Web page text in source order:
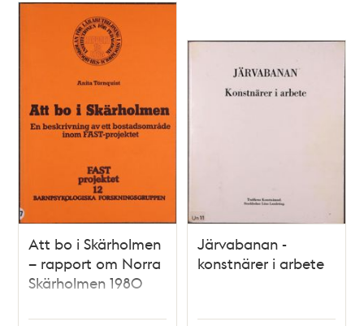
Att bo i Skärholmen
– rapport om Norra
Skärholmen 1980
Järvabanan -
konstnärer i arbete